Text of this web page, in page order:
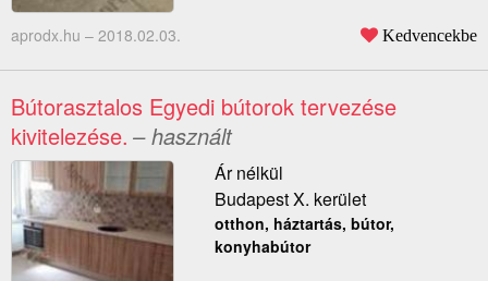
aprodx.hu – 2018.02.03. Kedvencekbe
Bútorasztalos Egyedi bútorok tervezése
kivitelezése. – használt
Ár nélkül
Budapest X. kerület
otthon, háztartás, bútor,
konyhabútor